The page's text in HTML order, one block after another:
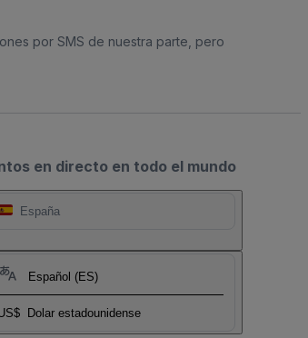
por SMS de nuestra parte, pero
en directo en todo el mundo
España
Español (ES)
Dolar estadounidense